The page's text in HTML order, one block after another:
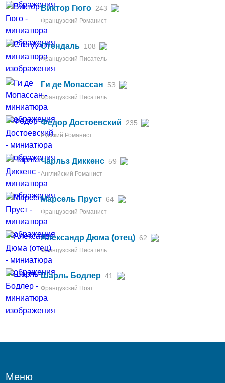
Виктор Гюго 243
Французский Романист
Стендаль 108
Французский Писатель
Ги де Мопассан 53
Французский Писатель
Фёдор Достоевский 235
Русский Романист
Чарльз Диккенс 59
Английский Романист
Марсель Пруст 64
Французский Романист
Александр Дюма (отец) 62
Французский Писатель
Шарль Бодлер 41
Французский Поэт
Меню